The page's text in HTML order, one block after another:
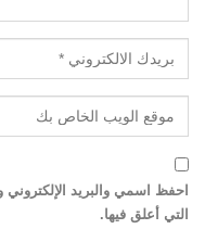
احفظ اسمي والبريد
التي أعلق فيها.